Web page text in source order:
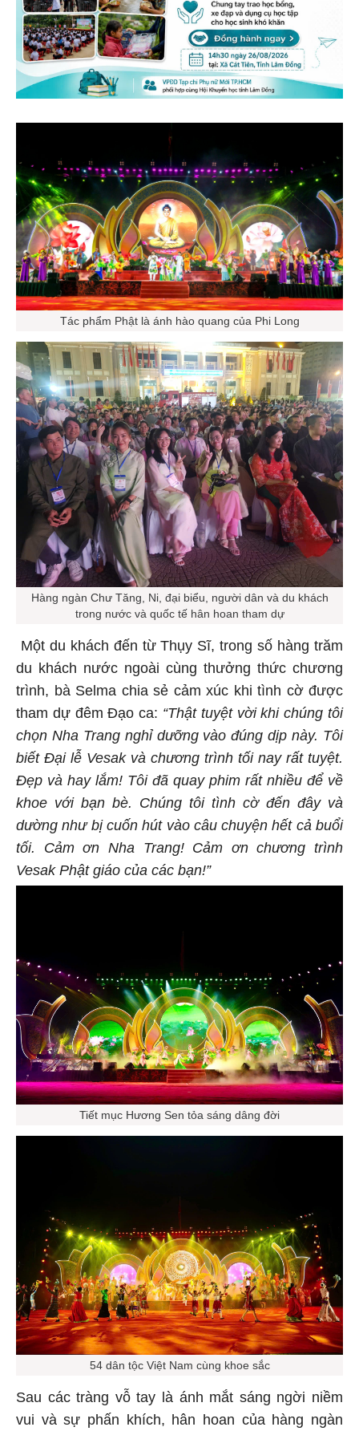
Tác phẩm Phật là ánh hào quang của Phi Long
Hàng ngàn Chư Tăng, Ni, đại biểu, người dân và du khách
trong nước và quốc tế hân hoan tham dự
Một du khách đến từ Thụy Sĩ, trong số hàng trăm
du khách nước ngoài cùng thưởng thức chương
trình, bà Selma chia sẻ cảm xúc khi tình cờ được
tham dự đêm Đạo ca: “Thật tuyệt vời khi chúng tôi
chọn Nha Trang nghỉ dưỡng vào đúng dịp này. Tôi
biết Đại lễ Vesak và chương trình tối nay rất tuyệt.
Đẹp và hay lắm! Tôi đã quay phim rất nhiều để về
khoe với bạn bè. Chúng tôi tình cờ đến đây và
dường như bị cuốn hút vào câu chuyện hết cả buổi
tối. Cảm ơn Nha Trang! Cảm ơn chương trình
Vesak Phật giáo của các bạn!”
Tiết mục Hương Sen tỏa sáng dâng đời
54 dân tộc Việt Nam cùng khoe sắc
Sau các tràng vỗ tay là ánh mắt sáng ngời niềm
vui và sự phấn khích, hân hoan của hàng ngàn